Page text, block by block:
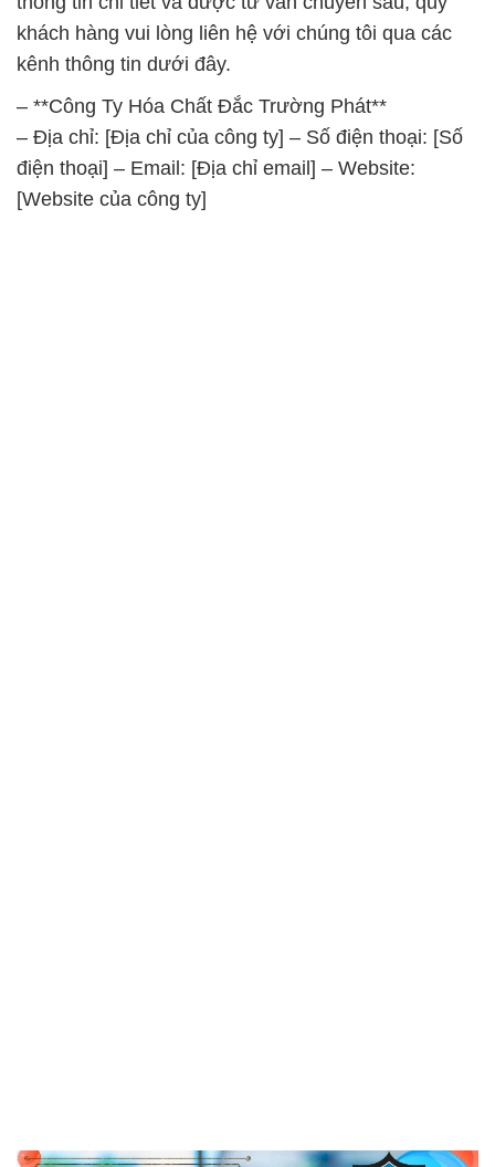
khách hàng vui lòng liên hệ với chúng tôi qua các
kênh thông tin dưới đây.
– **Công Ty Hóa Chất Đắc Trường Phát**
– Địa chỉ: [Địa chỉ của công ty] – Số điện thoại: [Số
điện thoại] – Email: [Địa chỉ email] – Website:
[Website của công ty]